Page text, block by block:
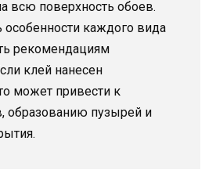
всю поверхность обоев.
особенности каждого вида
рекомендациям
клей нанесен
может привести к
образованию пузырей и